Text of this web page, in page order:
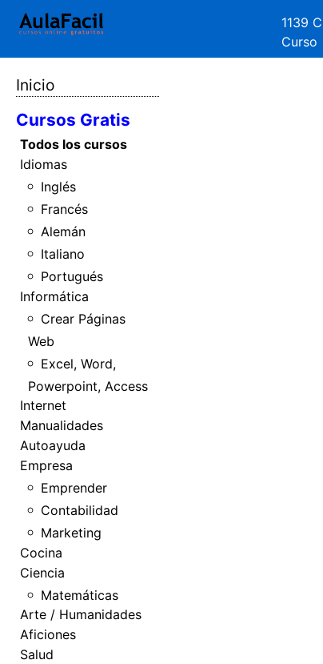
1139
Curso
Inicio
Cursos Gratis
Todos los cursos
Idiomas
Inglés
Francés
Alemán
Italiano
Portugués
Informática
Crear Páginas
Web
Excel, Word,
Powerpoint, Access
Internet
Manualidades
Autoayuda
Empresa
Emprender
Contabilidad
Marketing
Cocina
Ciencia
Matemáticas
Arte / Humanidades
Aficiones
Salud